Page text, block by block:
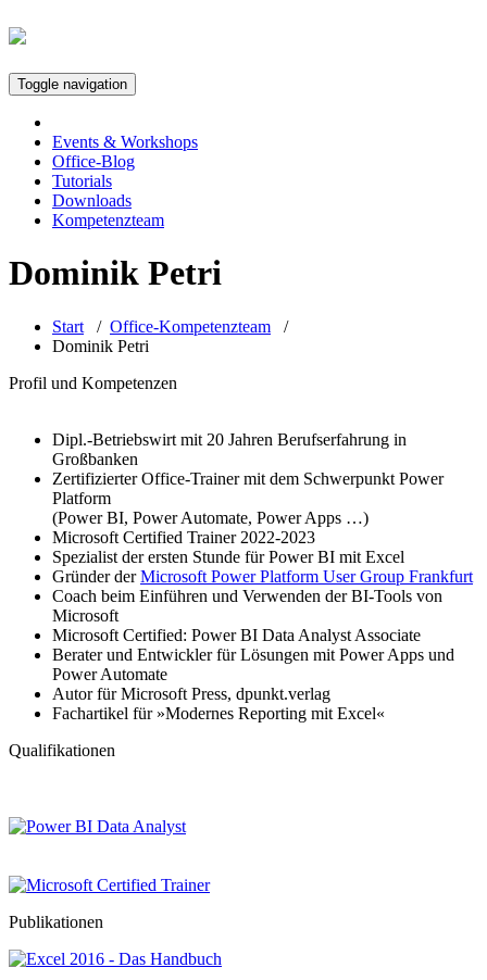
Toggle navigation
Events & Workshops
Office-Blog
Tutorials
Downloads
Kompetenzteam
Dominik Petri
Start / Office-Kompetenzteam /
Dominik Petri
Profil und Kompetenzen
Dipl.-Betriebswirt mit 20 Jahren Berufserfahrung in
Großbanken
Zertifizierter Office-Trainer mit dem Schwerpunkt Power
Platform
(Power BI, Power Automate, Power Apps …)
Microsoft Certified Trainer 2022-2023
Spezialist der ersten Stunde für Power BI mit Excel
Gründer derMicrosoft Power Platform User Group Frankfurt
Coach beim Einführen und Verwenden der BI-Tools von
Microsoft
Microsoft Certified: Power BI Data Analyst Associate
Berater und Entwickler für Lösungen mit Power Apps und
Power Automate
Autor für Microsoft Press, dpunkt.verlag
Fachartikel für »Modernes Reporting mit Excel«
Qualifikationen
Publikationen